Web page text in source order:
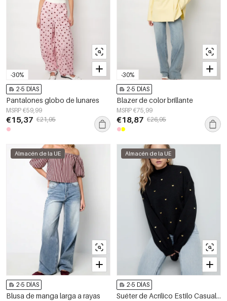
-30%
2-5 DÍAS
Pantalones globo de lunares
MSRP €59,99
€15,37 €21,95
-30%
2-5 DÍAS
Blazer de color brillante
MSRP €75,99
€18,87 €26,95
Almacén de la UE
2-5 DÍAS
Blusa de manga larga a rayas
Almacén de la UE
2-5 DÍAS
Suéter de Acrílico Estilo Casual con Patrón de Corazones Otoño/Invierno